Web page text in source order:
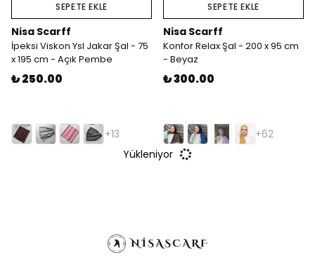
SEPETE EKLE
Nisa Scarff
İpeksi Viskon Ysl Jakar Şal - 75
x 195 cm - Açık Pembe
₺ 250.00
+13
SEPETE EKLE
Nisa Scarff
Konfor Relax Şal - 200 x 95 cm
- Beyaz
₺ 300.00
+62
Yükleniyor